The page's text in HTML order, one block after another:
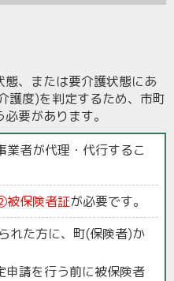
、または要介護状態にあ
護度)を判定するため、市町
要があります。
業者が代理・代行するこ
保険者証が必要です。
れた方に、町(保険者)か
請を行う前に被保険者